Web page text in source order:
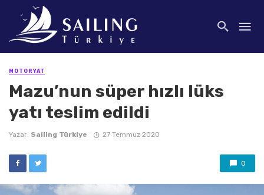
MOTORYAT
Mazu’nun süper hızlı lüks
yatı teslim edildi
Yazar: Sailing Türkiye 27 Temmuz 2020
0